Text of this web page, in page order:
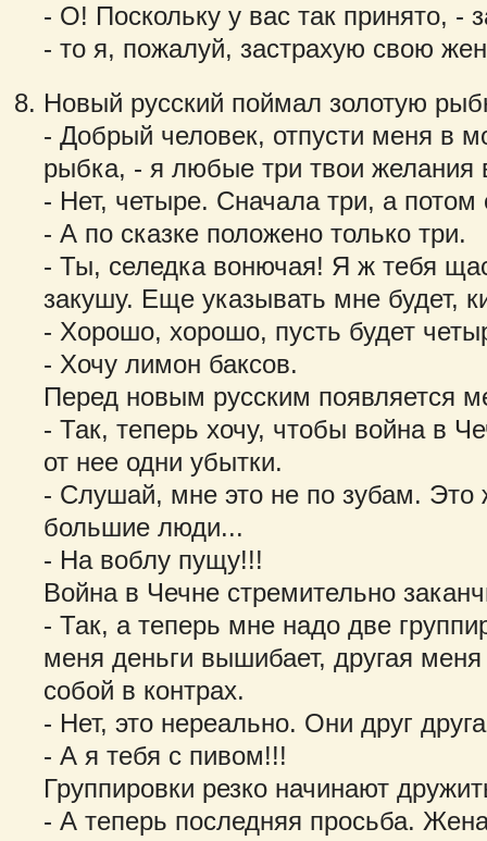
- О! Поскольку у вас так принято, -
- то я, пожалуй, застрахую свою
Новый русский поймал золотую
- Добрый человек, отпусти меня в
рыбка, - я любые три твои желания
- Нет, четыре. Сначала три, а
- А по сказке положено только три.
- Ты, селедка вонючая! Я ж тебя
закушу. Еще указывать мне будет,
- Хорошо, хорошо, пусть будет
- Хочу лимон баксов.
Перед новым русским появляется
- Так, теперь хочу, чтобы война в
от нее одни убытки.
- Слушай, мне это не по зубам. Это
большие люди...
- На воблу пущу!!!
Война в Чечне стремительно
- Так, а теперь мне надо две
меня деньги вышибает, другая
собой в контрах.
- Нет, это нереально. Они друг
- А я тебя с пивом!!!
Группировки резко начинают
- А теперь последняя просьба.